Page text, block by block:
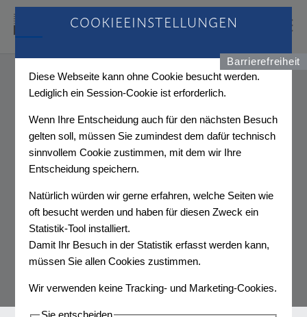
COOKIEEINSTELLUNGEN
Diese Webseite kann ohne Cookie besucht werden.
Lediglich ein Session-Cookie ist erforderlich.
Wenn Ihre Entscheidung auch für den nächsten Besuch
gelten soll, müssen Sie zumindest dem dafür technisch
sinnvollem Cookie zustimmen, mit dem wir Ihre
Entscheidung speichern.
Natürlich würden wir gerne erfahren, welche Seiten wie
oft besucht werden und haben für diesen Zweck ein
Statistik-Tool installiert.
Damit Ihr Besuch in der Statistik erfasst werden kann,
müssen Sie allen Cookies zustimmen.
Wir verwenden keine Tracking- und Marketing-Cookies.
Sie entscheiden
Barrierefreiheit
GENDERBALANCE IN DER
SPORTBERICHTERSTATTUNG?
STUDIENPRÄSENTATION IM
BUNDESKANZLERAMT